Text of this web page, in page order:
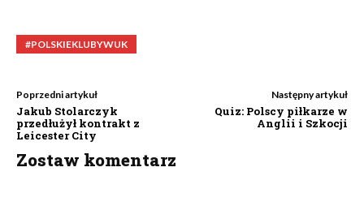
#POLSKIEKLUBYWUK
Poprzedni artykuł
Jakub Stolarczyk
przedłużył kontrakt z
Leicester City
Następny artykuł
Quiz: Polscy piłkarze w
Anglii i Szkocji
Zostaw komentarz